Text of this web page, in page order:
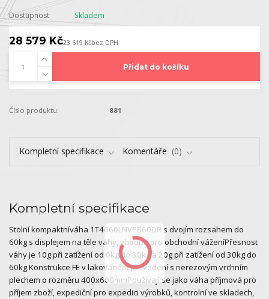
Dostupnost Skladem
28 579 Kč23 619 Kčbez DPH
Přidat do košíku
Číslo produktu: 881
Kompletní specifikace Komentáře 0
Kompletní specifikace
Stolní kompaktníváha 1T4060LNVPB60DR s dvojím rozsahem do
60kg s displejem na těle váhy, vhodná pro obchodní váženíPřesnost
váhy je 10g při zatížení od 0kg do 30kg a 20g při zatížení od 30kg do
60kg.Konstrukce FE v lakovaném provedení s nerezovým vrchním
plechem o rozměru 400x600mmPoužívají se jako váha příjmová pro
příjem zboží, expediční pro expedici výrobků, kontrolní ve skladech,